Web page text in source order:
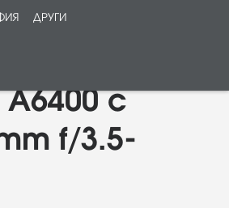
ДРУГИ
с
f/3.5-